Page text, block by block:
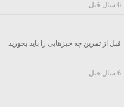
6 سال قبل
قبل از تمرین چه چیزهایی را باید بخورید
6 سال قبل